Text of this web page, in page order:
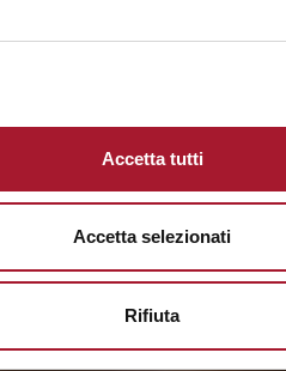
Accetta tutti
Accetta selezionati
Rifiuta